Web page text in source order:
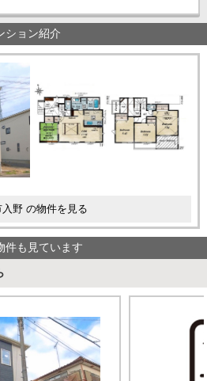
ション紹介
入野 の物件を見る
件も見ています